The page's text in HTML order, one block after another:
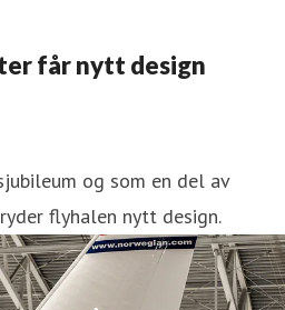
får nytt design
og som en del av
flyhalen nytt design.